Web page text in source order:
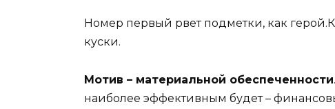
Номер первый рвет подметки, как
куски.
Мотив – материальной обеспеченности
наиболее эффективным будет –